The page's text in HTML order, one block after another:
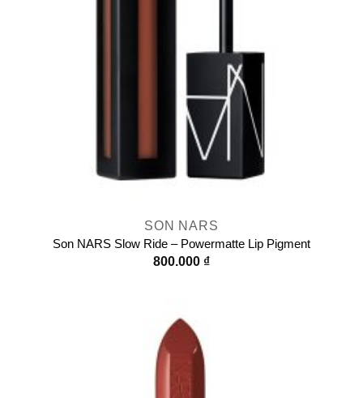
SON NARS
Son NARS Slow Ride – Powermatte Lip Pigment
800.000 ₫